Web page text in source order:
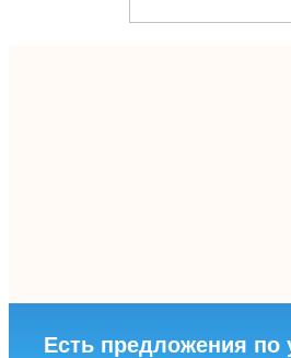
Есть предложения